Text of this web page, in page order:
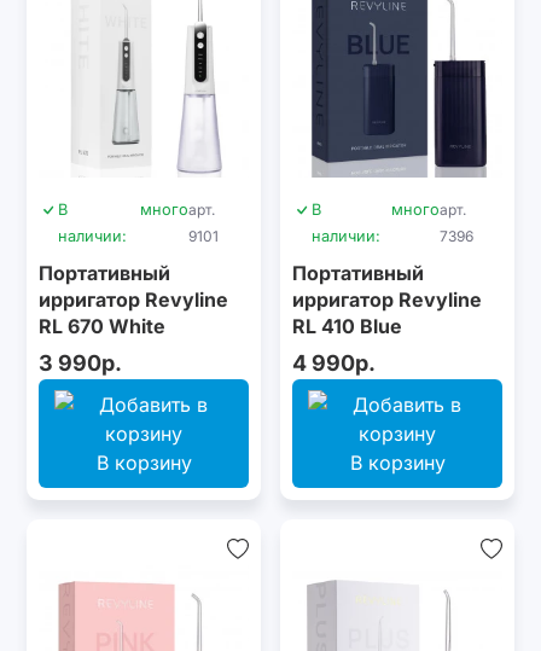
В
наличии:
многоарт.
9101
Портативный
ирригатор Revyline
RL 670 White
3 990р.
В корзину
В
наличии:
многоарт.
7396
Портативный
ирригатор Revyline
RL 410 Blue
4 990р.
В корзину